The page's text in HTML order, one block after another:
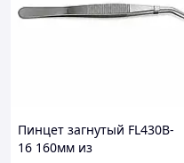
Пинцет загнутый FL430B-
16 160мм из